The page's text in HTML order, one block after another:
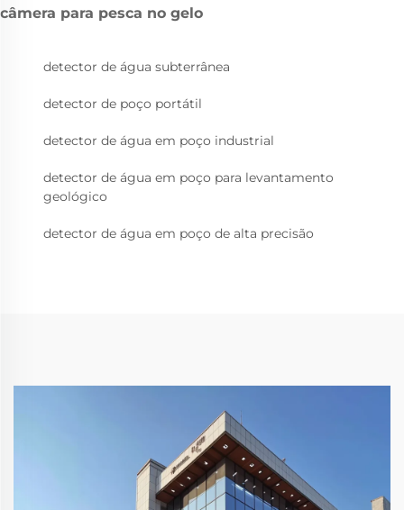
câmera para pesca no gelo
detector de água subterrânea
detector de poço portátil
detector de água em poço industrial
detector de água em poço para levantamento
geológico
detector de água em poço de alta precisão